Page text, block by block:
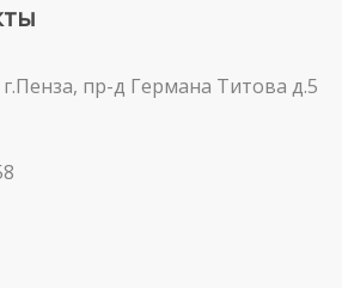
г.Пенза, пр-д Германа Титова д.5